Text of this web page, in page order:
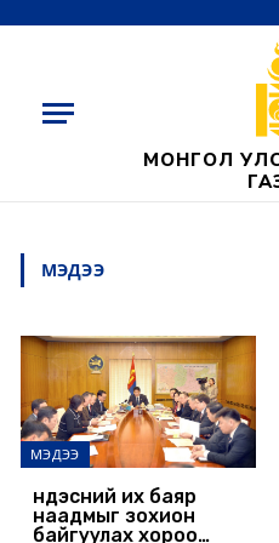
МОНГОЛ
МЭДЭЭ
МЭДЭЭ
Үндэсний их баяр
наадмыг зохион
байгуулах хороо